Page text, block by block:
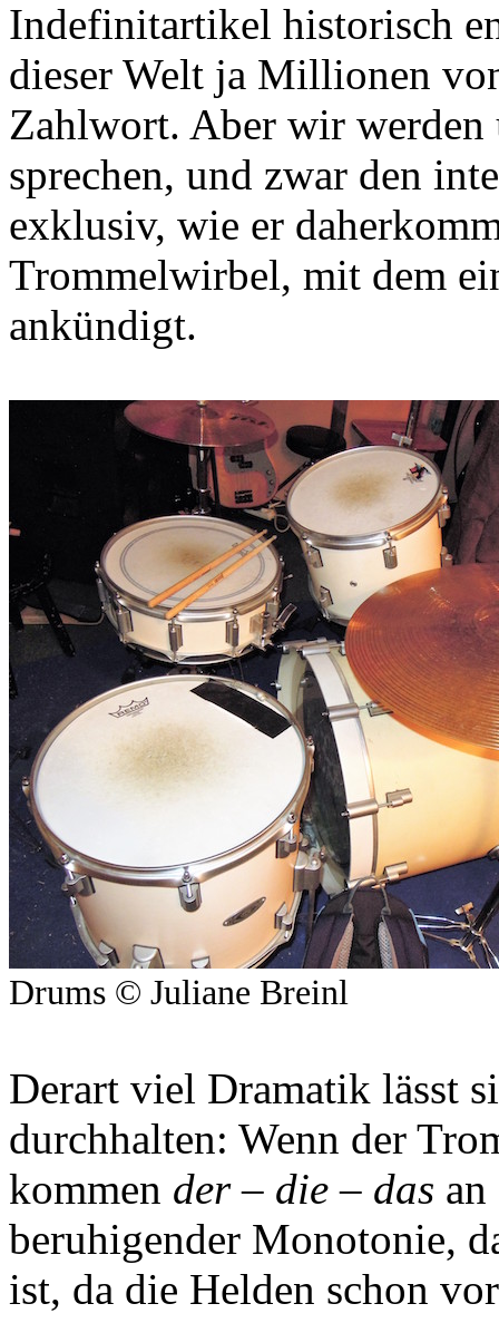
Indefinitartikel historisch
dieser Welt ja Millionen
Zahlwort. Aber wir werden
sprechen, und zwar den
exklusiv, wie er
Trommelwirbel, mit dem
ankündigt.
Drums © Juliane Breinl
Derart viel Dramatik lässt
durchhalten: Wenn der
kommen der – die – das
beruhigender Monotonie,
ist, da die Helden schon